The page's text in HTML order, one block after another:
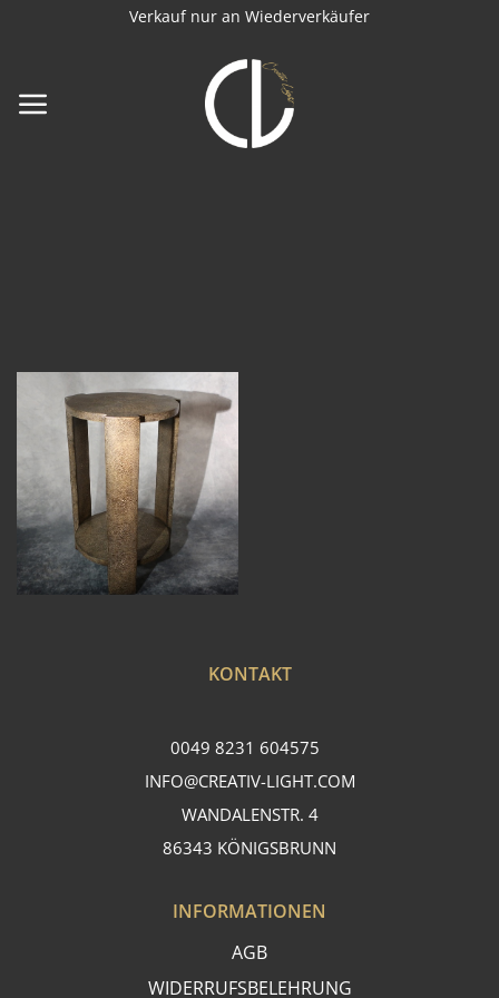
Verkauf nur an Wiederverkäufer
KONTAKT
0049 8231 604575
INFO@CREATIV-LIGHT.COM
WANDALENSTR. 4
86343 KÖNIGSBRUNN
INFORMATIONEN
AGB
WIDERRUFSBELEHRUNG